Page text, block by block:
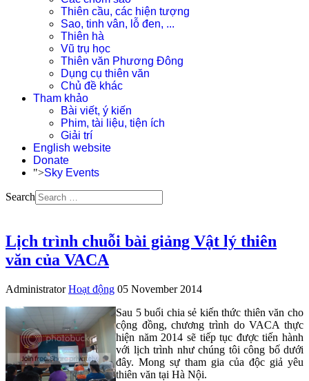
Thiên cầu, các hiện tượng
Sao, tinh vân, lỗ đen, ...
Thiên hà
Vũ trụ học
Thiên văn Phương Đông
Dụng cụ thiên văn
Chủ đề khác
Tham khảo
Bài viết, ý kiến
Phim, tài liệu, tiện ích
Giải trí
English website
Donate
">Sky Events
Search
Lịch trình chuỗi bài giảng Vật lý thiên
văn của VACA
Administrator Hoạt động 05 November 2014
Sau 5 buổi chia sẻ kiến thức thiên văn cho
cộng đồng, chương trình do VACA thực
hiện năm 2014 sẽ tiếp tục được tiến hành
với lịch trình như chúng tôi công bố dưới
đây. Mong sự tham gia của độc giả yêu
thiên văn tại Hà Nội.